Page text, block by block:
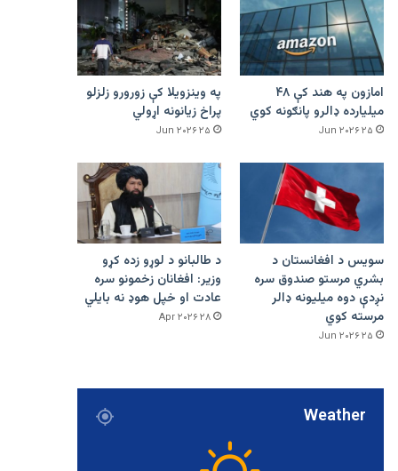
امازون په هند کې ۴۸
میلیارده ډالرو پانګونه کوي
۲۵ Jun ۲۰۲۶
په وینزویلا کې زورورو زلزلو
پراخ زیانونه اړولي
۲۵ Jun ۲۰۲۶
سویس د افغانستان د
بشري مرستو صندوق سره
نږدې دوه میلیونه ډالر
مرسته کوي
۲۵ Jun ۲۰۲۶
د طالبانو د لوړو زده کړو
وزیر: افغانان زخمونو سره
عادت او خپل هوډ نه بایلي
۲۸ Apr ۲۰۲۶
Weather